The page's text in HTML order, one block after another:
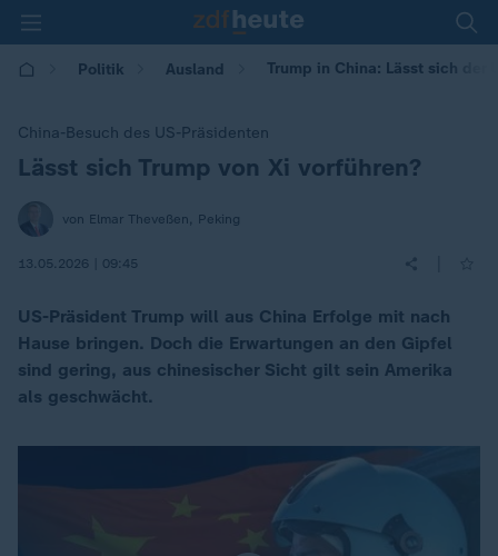
Politik Ausland Trump in China: Lässt sich der
China-Besuch des US-Präsidenten
:Lässt sich Trump von Xi vorführen?
von Elmar Theveßen, Peking
13.05.2026 | 09:45
US-Präsident Trump will aus China Erfolge mit nach
Hause bringen. Doch die Erwartungen an den Gipfel
sind gering, aus chinesischer Sicht gilt sein Amerika
als geschwächt.